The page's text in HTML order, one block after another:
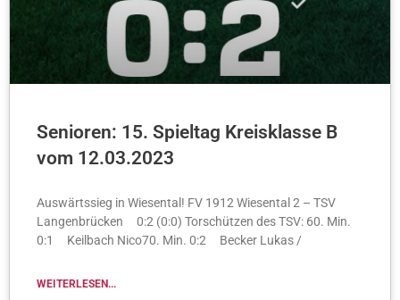
Senioren: 15. Spieltag Kreisklasse B
vom 12.03.2023
Auswärtssieg in Wiesental! FV 1912 Wiesental 2 – TSV
Langenbrücken 0:2 (0:0) Torschützen des TSV: 60. Min.
0:1 Keilbach Nico70. Min. 0:2 Becker Lukas /
WEITERLESEN...